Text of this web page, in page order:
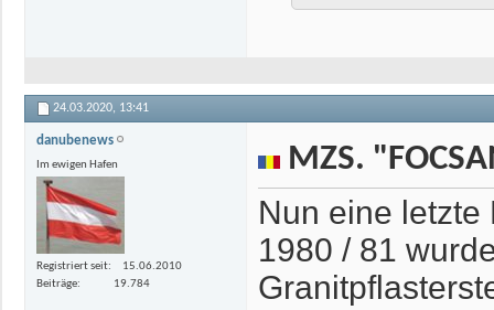
24.03.2020, 13:41
danubenews
Im ewigen Hafen
Registriert seit
15.06.2010
Beiträge
19.784
MZS.
Nun eine letzte
1980 / 81